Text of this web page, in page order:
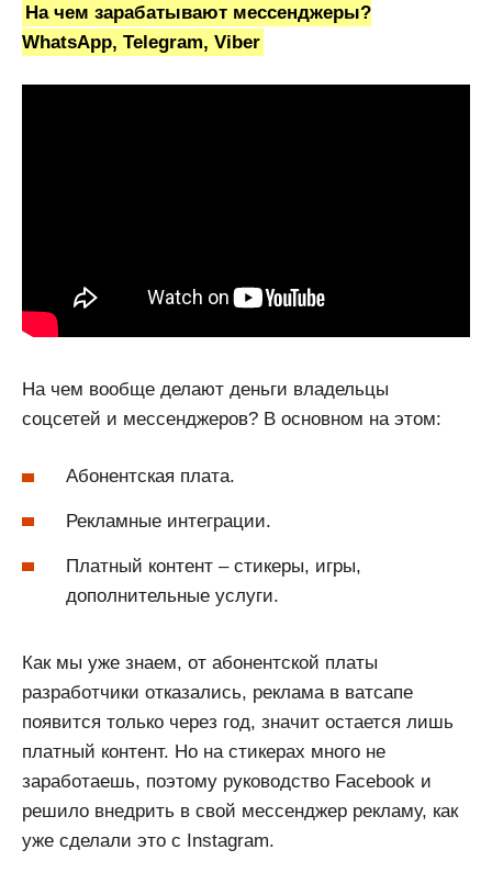
На чем зарабатывают мессенджеры?
WhatsApp, Telegram, Viber
На чем вообще делают деньги владельцы
соцсетей и мессенджеров? В основном на этом:
Абонентская плата.
Рекламные интеграции.
Платный контент – стикеры, игры,
дополнительные услуги.
Как мы уже знаем, от абонентской платы
разработчики отказались, реклама в ватсапе
появится только через год, значит остается лишь
платный контент. Но на стикерах много не
заработаешь, поэтому руководство Facebook и
решило внедрить в свой мессенджер рекламу, как
уже сделали это с Instagram.